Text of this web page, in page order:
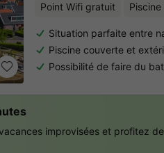
Point Wifi gratuit
Situation parfaite entre
Piscine couverte et
Possibilité de faire du
improvisées et profitez